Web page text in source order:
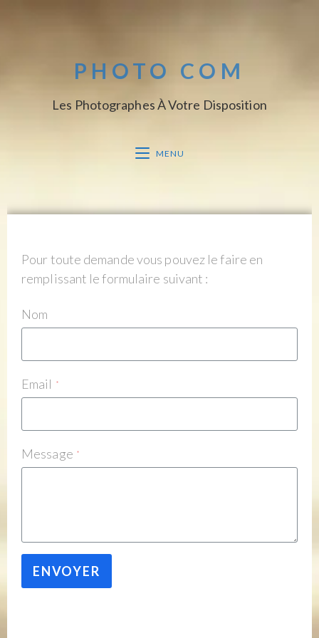
PHOTO COM
Les Photographes À Votre Disposition
MENU
Pour toute demande vous pouvez le faire en
remplissant le formulaire suivant :
Nom
Email *
Message *
ENVOYER